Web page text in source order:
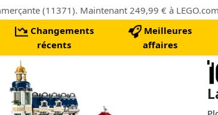
(11371). Maintenant 249,99 € à
Changements
récents
Meilleures
affaires